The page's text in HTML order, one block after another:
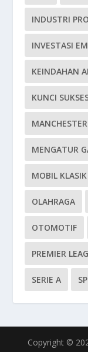
INDUSTRI
INVESTASI
KEINDAHAN
KUNCI
MENGATUR
MOBIL KLASIK
OLAHRAGA
OTOMOTIF
PREMIER
SERIE A
Copyright ©